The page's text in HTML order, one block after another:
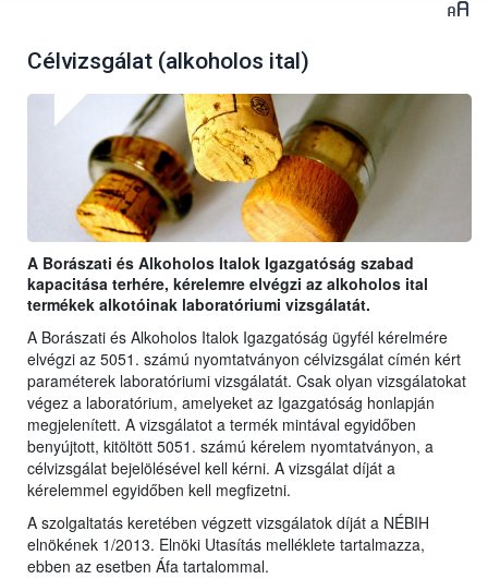
Célvizsgálat (alkoholos ital)
A Borászati és Alkoholos Italok Igazgatóság szabad
kapacitása terhére, kérelemre elvégzi az alkoholos ital
termékek alkotóinak laboratóriumi vizsgálatát.
A Borászati és Alkoholos Italok Igazgatóság ügyfél kérelmére
elvégzi az 5051. számú nyomtatványon célvizsgálat címén kért
paraméterek laboratóriumi vizsgálatát. Csak olyan vizsgálatokat
végez a laboratórium, amelyeket az Igazgatóság honlapján
megjelenített. A vizsgálatot a termék mintával egyidőben
benyújtott, kitöltött 5051. számú kérelem nyomtatványon, a
célvizsgálat bejelölésével kell kérni. A vizsgálat díját a
kérelemmel egyidőben kell megfizetni.
A szolgaltatás keretében végzett vizsgálatok díját a NÉBIH
elnökének 1/2013. Elnöki Utasítás melléklete tartalmazza,
ebben az esetben Áfa tartalommal.